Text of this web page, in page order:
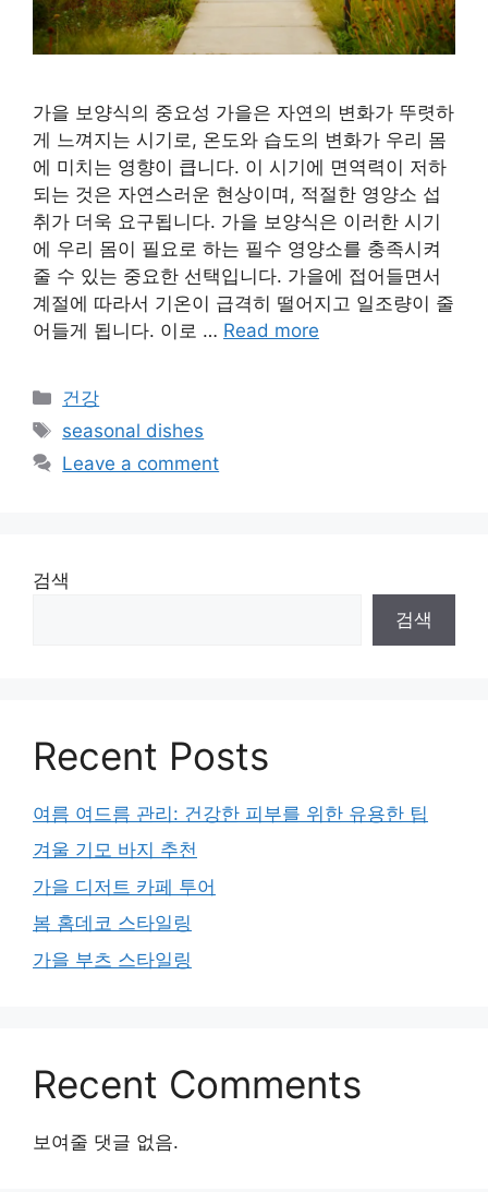
가을 보양식의 중요성 가을은 자연의 변화가 뚜렷하
게 느껴지는 시기로, 온도와 습도의 변화가 우리 몸
에 미치는 영향이 큽니다. 이 시기에 면역력이 저하
되는 것은 자연스러운 현상이며, 적절한 영양소 섭
취가 더욱 요구됩니다. 가을 보양식은 이러한 시기
에 우리 몸이 필요로 하는 필수 영양소를 충족시켜
줄 수 있는 중요한 선택입니다. 가을에 접어들면서
계절에 따라서 기온이 급격히 떨어지고 일조량이 줄
어들게 됩니다. 이로 … Read more
Categories
건강
Tags
seasonal dishes
Leave a comment
검색
검색
Recent Posts
여름 여드름 관리: 건강한 피부를 위한 유용한 팁
겨울 기모 바지 추천
가을 디저트 카페 투어
봄 홈데코 스타일링
가을 부츠 스타일링
Recent Comments
보여줄 댓글 없음.